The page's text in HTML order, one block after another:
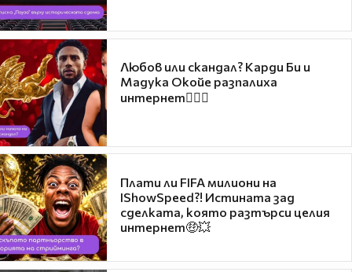
Любов или скандал? Карди Би и
Мадука Окойе разпалиха
интернет❤️‍🔥🔥
Плати ли FIFA милиони на
IShowSpeed?! Истината зад
сделката, която разтърси целия
интернет🤑💥